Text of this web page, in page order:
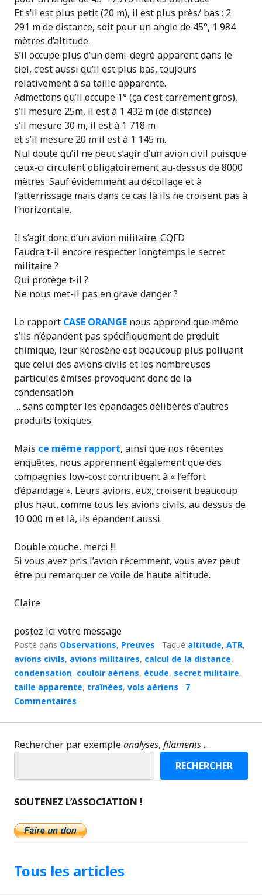
Et s’il est plus petit (20 m), il est plus près/ bas : 2
291 m de distance, soit pour un angle de 45°, 1 984
mètres d’altitude.
S’il occupe plus d’un demi-degré apparent dans le
ciel, c’est aussi qu’il est plus bas, toujours
relativement à sa taille apparente.
Admettons qu’il occupe 1° (ça c’est carrément gros),
s’il mesure 25m, il est à 1 432 m (de distance)
s’il mesure 30 m, il est à 1 718 m
et s’il mesure 20 m il est à 1 145 m.
Nul doute qu’il ne peut s’agir d’un avion civil puisque
ceux-ci circulent obligatoirement au-dessus de 8000
mètres. Sauf évidemment au décollage et à
l’atterrissage mais dans ce cas là ils ne croisent pas à
l’horizontale.
Il s’agit donc d’un avion militaire. CQFD
Faudra t-il encore respecter longtemps le secret
militaire ?
Qui protège t-il ?
Ne nous met-il pas en grave danger ?
Le rapport CASE ORANGE nous apprend que même
s’ils n’épandent pas spécifiquement de produit
chimique, leur kérosène est beaucoup plus polluant
que celui des avions civils et les nombreuses
particules émises provoquent donc de la
condensation.
… sans compter les épandages délibérés d’autres
produits toxiques
Mais ce même rapport, ainsi que nos récentes
enquêtes, nous apprennent également quedes
compagnies low-cost contribuent à « l’effort
d’épandage ». Leurs avions, eux, croisent beaucoup
plus haut, comme tous les avions civils, au dessus de
10 000 m et là, ils épandent aussi.
Double couche, merci !!!
Si vous avez pris l’avion récemment, vous avez peut
être pu remarquer ce voile de haute altitude.
Claire
postez ici votre message
Posté dans Observations, Preuves Tagué altitude, ATR,
avions civils, avions militaires, calcul de la distance,
condensation, couloir aériens, étude, secret militaire,
taille apparente, traînées, vols aériens
7
Commentaires
Rechercher par exempleanalyses, filaments...
RECHERCHER
SOUTENEZ L’ASSOCIATION !
Tous les articles